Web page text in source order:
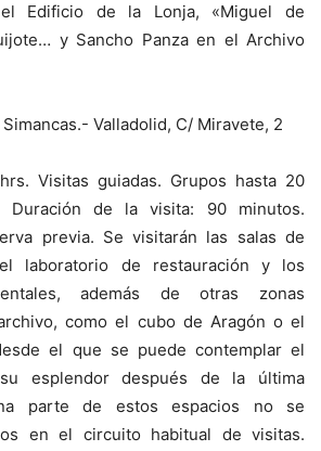
Edificio de la Lonja, «Miguel de
y Sancho Panza en el Archivo
Valladolid, C/ Miravete, 2
Visitas guiadas. Grupos hasta 20
Duración de la visita: 90 minutos.
previa. Se visitarán las salas de
laboratorio de restauración y los
además de otras zonas
como el cubo de Aragón o el
el que se puede contemplar el
esplendor después de la última
parte de estos espacios no se
en el circuito habitual de visitas.